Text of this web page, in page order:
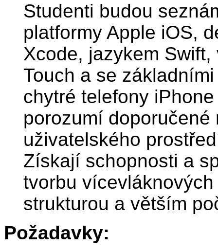
Studenti budou
platformy Apple iOS,
Xcode, jazykem
Touch a se
chytré telefony
porozumí
uživatelského
Získají schopnosti a
tvorbu
strukturou a větším
Požadavky: